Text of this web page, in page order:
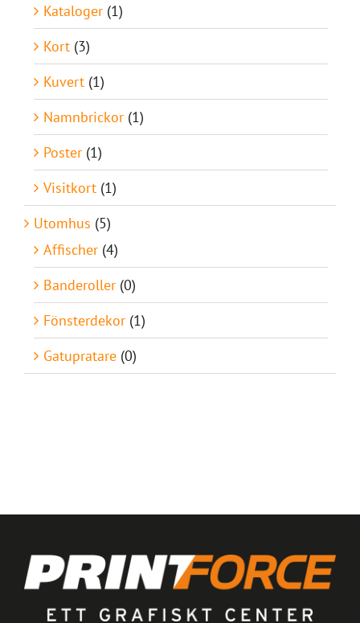
Kataloger (1)
Kort (3)
Kuvert (1)
Namnbrickor (1)
Poster (1)
Visitkort (1)
Utomhus (5)
Affischer (4)
Banderoller (0)
Fönsterdekor (1)
Gatupratare (0)